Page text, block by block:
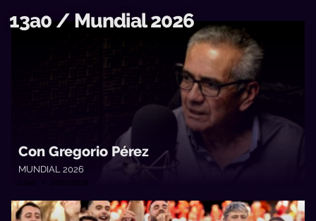
13a0 / Mundial 2026
Con Gregorio Pérez
MUNDIAL 2026
13a0 • 24/07/2026